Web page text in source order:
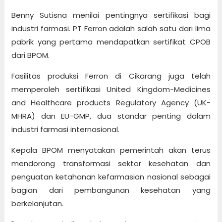
Benny Sutisna menilai pentingnya sertifikasi bagi
industri farmasi. PT Ferron adalah salah satu dari lima
pabrik yang pertama mendapatkan sertifikat CPOB
dari BPOM.
Fasilitas produksi Ferron di Cikarang juga telah
memperoleh sertifikasi United Kingdom-Medicines
and Healthcare products Regulatory Agency (UK-
MHRA) dan EU-GMP, dua standar penting dalam
industri farmasi internasional.
Kepala BPOM menyatakan pemerintah akan terus
mendorong transformasi sektor kesehatan dan
penguatan ketahanan kefarmasian nasional sebagai
bagian dari pembangunan kesehatan yang
berkelanjutan.